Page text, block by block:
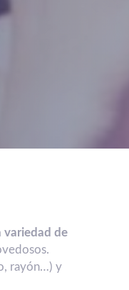
variedad de
rayón…) y